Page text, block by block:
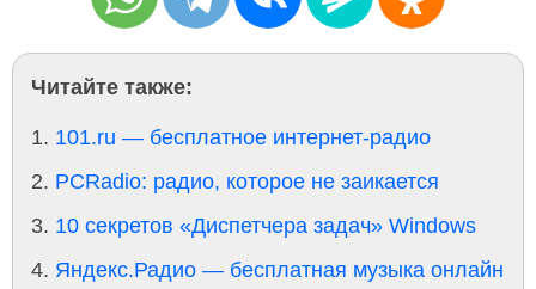
Читайте также:
101.ru — бесплатное интернет-радио
PCRadio: радио, которое не заикается
10 секретов «Диспетчера задач» Windows
Яндекс.Радио — бесплатная музыка онлайн